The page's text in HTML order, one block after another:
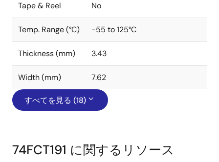
Tape & Reel No
Temp. Range (°C) -55 to 125°C
Thickness (mm) 3.43
Width (mm) 7.62
すべてを見る (18)
74FCT191 に関するリソース